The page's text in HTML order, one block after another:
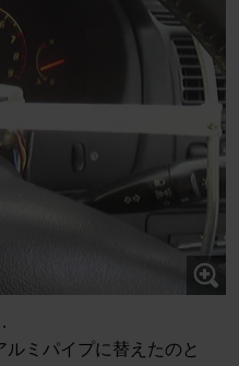
ミパイプに替えたのと